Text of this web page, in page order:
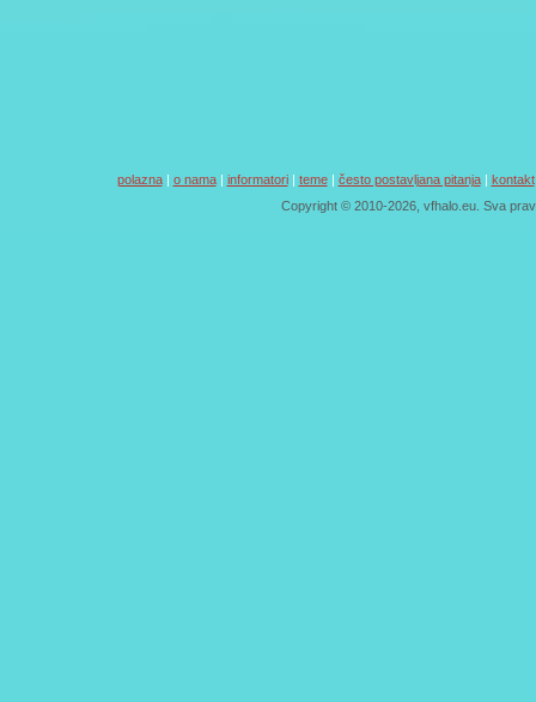
polazna| o nama| informatori| teme| često postavljana pitanja| kontakt
Copyright © 2010-2026, vfhalo.eu. Sva